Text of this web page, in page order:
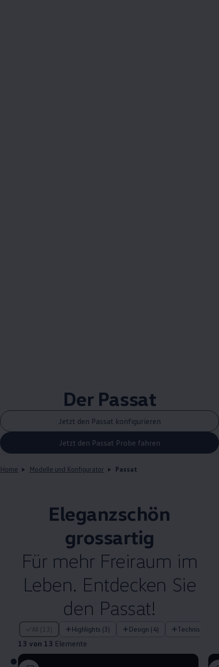
Der Passat
Jetzt den Passat konfigurieren
Jetzt den Passat Probe fahren
Home Modelle und Konfigurator Passat
Eleganzschön
grossartig
Für mehr Freiraum im
Leben. Entdecken Sie
den Passat!
All (13) Highlights (3) Design (4) Technische
13 von 13 Elemente
13 von 13 Elemente